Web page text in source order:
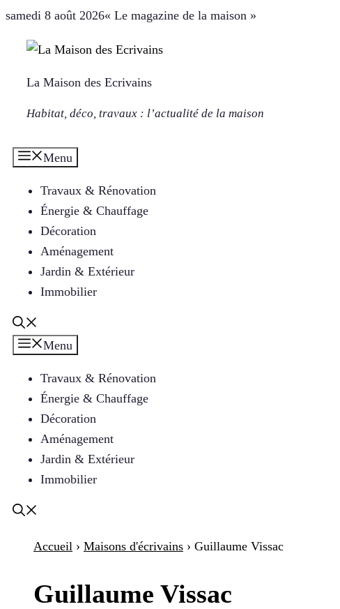
Aller
contenu
samedi 8 août 2026« Le magazine de la maison »
La Maison des Ecrivains
Habitat, déco, travaux : l’actualité de la maison
Menu
Travaux & Rénovation
Énergie & Chauffage
Décoration
Aménagement
Jardin & Extérieur
Immobilier
Menu
Travaux & Rénovation
Énergie & Chauffage
Décoration
Aménagement
Jardin & Extérieur
Immobilier
Accueil › Maisons d'écrivains › Guillaume Vissac
Guillaume Vissac